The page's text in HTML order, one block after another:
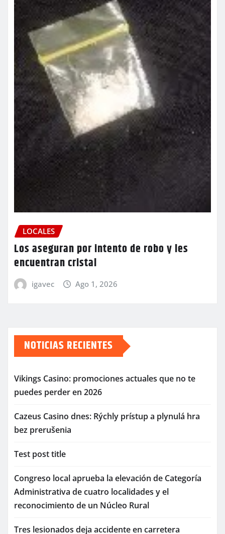
LOCALES
Los aseguran por intento de robo y les
encuentran cristal
igavec Ago 1, 2026
NOTICIAS RECIENTES
Vikings Casino: promociones actuales que no te
puedes perder en 2026
Cazeus Casino dnes: Rýchly prístup a plynulá hra
bez prerušenia
Test post title
Congreso local aprueba la elevación de Categoría
Administrativa de cuatro localidades y el
reconocimiento de un Núcleo Rural
Tres lesionados deja accidente en carretera